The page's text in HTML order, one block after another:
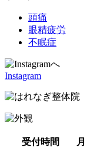
頭痛
眼精疲労
不眠症
Instagram
受付時間 月